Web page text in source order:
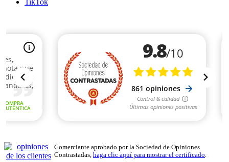
Comerciante aprobado por la Sociedad de Opiniones
Contrastadas, haga clic aquí para mostrar el certificado